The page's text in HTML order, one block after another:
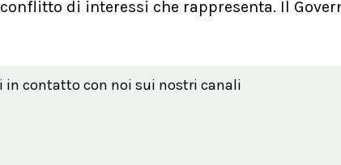
di interessi che rappresenta. Il
in contatto con noi sui nostri canali